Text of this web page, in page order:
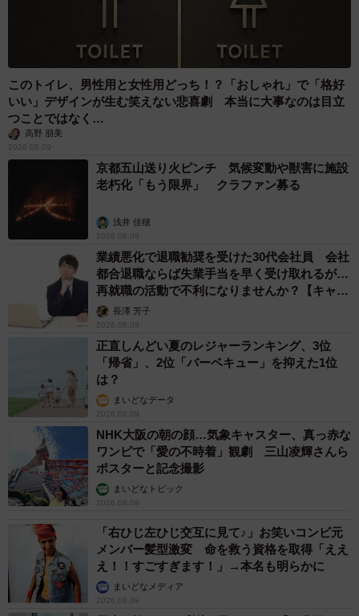
ん。飼い主さんと出会うまでは、紆余曲折がありました。
5/9
保護主さんからもらったお迎え前のはちたくん（画像提供：
@catsEYEeclipseさん）
保護主さんからもらった、お迎え前のはちたくんの写真を
眺めながら、飼い主さんは胸が熱くなることもあるようで
す。
「当初は、私以外にはまったく心を開いてくれませんでし
た。最近になってようやく、たまに遊びに来る親族の手か
らおやつを食べるように。少しずつ人間に慣れてくれてい
ます」
そんな姿を見ながら「おとなになったんだな」と感じるこ
ともあるといいますが、初対面の人はまだ苦手。飼い主さ
んは焦らず、はちたくんのペースを大切にしながら見守っ
このトイレ、男性用と女性用どっち！？「おしゃれ」で「格好
いい」デザインが生む笑えない悲喜劇 本当に大事なのは目立
つことではなく…
高野 朋美
2026.08.09
京都五山送り火ピンチ 気候変動や獣害に施設
老朽化「もう限界」 クラファン募る
浅井 佳穂
2026.08.09
業績悪化で退職勧奨を受けた30代会社員 会社
都合退職ならば失業手当を早く受け取れるが…
再就職の活動で不利になりませんか？【キャリ
アカウンセラーが解説】
長澤 芳子
2026.08.09
正直しんどい夏のレジャーランキング、3位
「帰省」、2位「バーベキュー」を抑えた1位
は？
まいどなデータ
2026.08.09
NHK大阪の朝の顔…気象キャスター、真っ赤な
ワンピで「愛の不時着」観劇 三山凌輝さんら
ポスターと記念撮影
まいどなトピック
2026.08.09
「右ひじ左ひじ交互に見て♪」お笑いコンビ元
メンバー髪型激変 命を救う資格を取得「ええ
え！！すごすぎます！」→本名も明らかに
まいどなメディア
2026.08.09